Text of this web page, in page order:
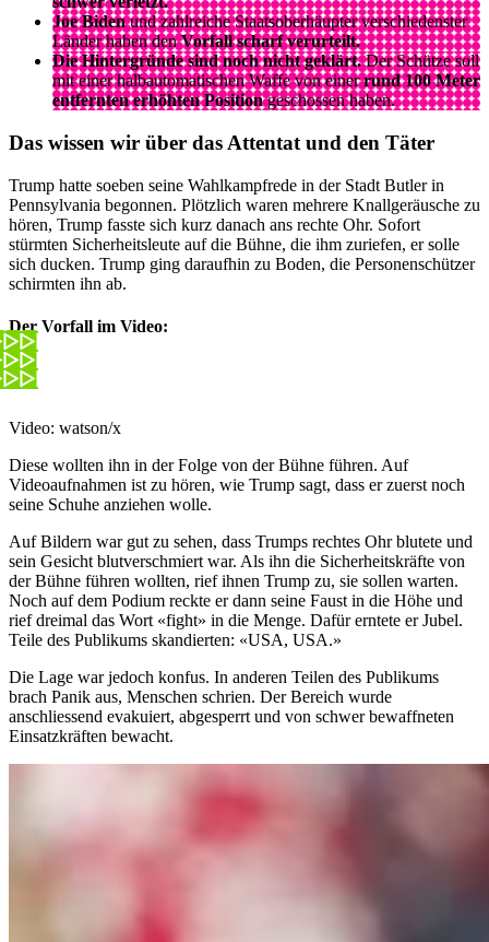
Joe Bidenund zahlreiche Staatsoberhäupter verschiedenster
Länder haben denVorfall scharf verurteilt.
Die Hintergründe sind noch nicht geklärt.Der Schütze soll
mit einer halbautomatischen Waffe von einerrund 100 Meter
entfernten erhöhten Positiongeschossen haben.
Das wissen wir über das Attentat und den Täter
Trump hatte soeben seine Wahlkampfrede in der Stadt Butler in
Pennsylvania begonnen. Plötzlich waren mehrere Knallgeräusche zu
hören, Trump fasste sich kurz danach ans rechte Ohr. Sofort
stürmten Sicherheitsleute auf die Bühne, die ihm zuriefen, er solle
sich ducken. Trump ging daraufhin zu Boden, die Personenschützer
schirmten ihn ab.
Der Vorfall im Video:
Video: watson/x
Diese wollten ihn in der Folge von der Bühne führen. Auf
Videoaufnahmen ist zu hören, wie Trump sagt, dass er zuerst noch
seine Schuhe anziehen wolle.
Auf Bildern war gut zu sehen, dass Trumps rechtes Ohr blutete und
sein Gesicht blutverschmiert war. Als ihn die Sicherheitskräfte von
der Bühne führen wollten, rief ihnen Trump zu, sie sollen warten.
Noch auf dem Podium reckte er dann seine Faust in die Höhe und
rief dreimal das Wort «fight» in die Menge. Dafür erntete er Jubel.
Teile des Publikums skandierten: «USA, USA.»
Die Lage war jedoch konfus. In anderen Teilen des Publikums
brach Panik aus, Menschen schrien. Der Bereich wurde
anschliessend evakuiert, abgesperrt und von schwer bewaffneten
Einsatzkräften bewacht.